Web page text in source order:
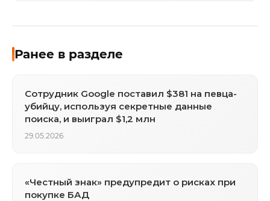
Ранее в разделе
Сотрудник Google поставил $381 на певца-
убийцу, используя секретные данные
поиска, и выиграл $1,2 млн
29.05.2026
«Честный знак» предупредит о рисках при
покупке БАД